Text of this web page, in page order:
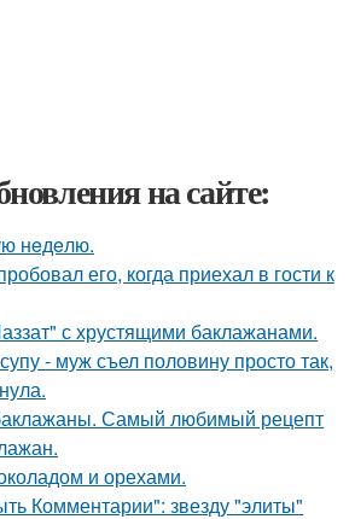
на сайте:
нeдeлю.
его, когда приехал в гости к
с хрустящими баклажанами.
- муж съел половину просто так,
Самый любимый рецепт
и орехами.
Комментарии": звезду "элиты"